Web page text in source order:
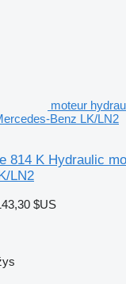
moteur
Benz LK/LN2
814 K Hydraulic
LN2
$US